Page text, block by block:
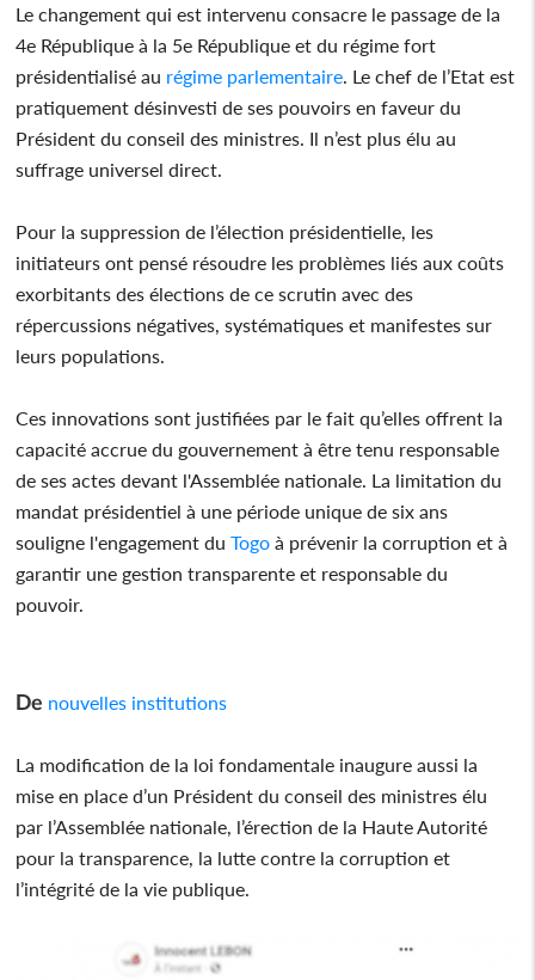
Le changement qui est intervenu consacre le passage de la
4e République à la 5e République et du régime fort
présidentialisé au régime parlementaire . Le chef de l’Etat est
pratiquement désinvesti de ses pouvoirs en faveur du
Président du conseil des ministres. Il n’est plus élu au
suffrage universel direct.
Pour la suppression de l’élection présidentielle, les
initiateurs ont pensé résoudre les problèmes liés aux coûts
exorbitants des élections de ce scrutin avec des
répercussions négatives, systématiques et manifestes sur
leurs populations.
Ces innovations sont justifiées par le fait qu’elles offrent la
capacité accrue du gouvernement à être tenu responsable
de ses actes devant l'Assemblée nationale. La limitation du
mandat présidentiel à une période unique de six ans
souligne l'engagement duTogo à prévenir la corruption et à
garantir une gestion transparente et responsable du
pouvoir.
De nouvelles institutions
La modification de la loi fondamentale inaugure aussi la
mise en place d’un Président du conseil des ministres élu
par l’Assemblée nationale, l’érection de la Haute Autorité
pour la transparence, la lutte contre la corruption et
l’intégrité de la vie publique.